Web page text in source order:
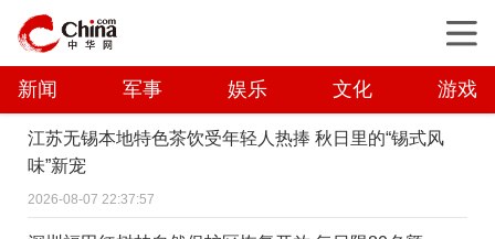
新闻 军事 娱乐 文化 游戏
江苏无锡本地特色茶饮受年轻人热捧 秋日里的“锡式风
味”新宠
2026-08-07 22:37:57